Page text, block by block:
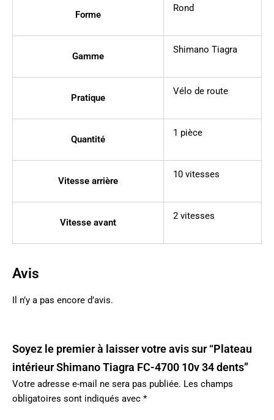
Forme
Rond
Gamme
Shimano Tiagra
Pratique
Vélo de route
Quantité
1 pièce
Vitesse arrière
10 vitesses
Vitesse avant
2 vitesses
Avis
Il n’y a pas encore d’avis.
Soyez le premier à laisser votre avis sur “Plateau
intérieur Shimano Tiagra FC-4700 10v 34 dents”
Votre adresse e-mail ne sera pas publiée. Les champs
obligatoires sont indiqués avec *